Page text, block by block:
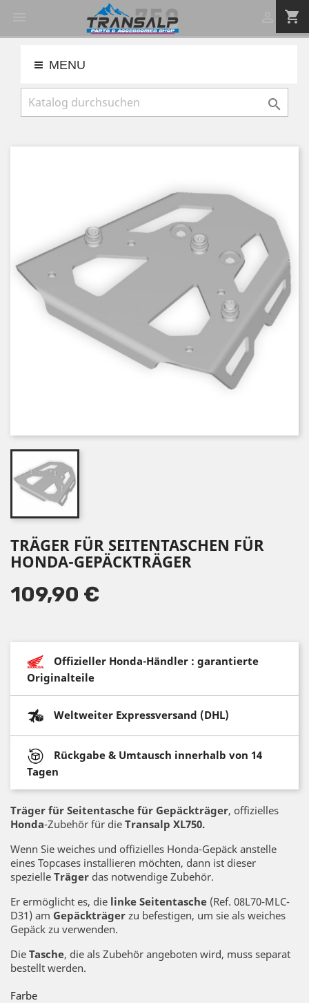
shopping_cart
MENU

TRÄGER FÜR SEITENTASCHEN FÜR
HONDA-GEPÄCKTRÄGER
109,90 €
Offizieller Honda-Händler : garantierte
Originalteile
Weltweiter Expressversand (DHL)
Rückgabe & Umtausch innerhalb von 14
Tagen
Träger für Seitentasche für Gepäckträger, offizielles
Honda-Zubehör für die Transalp XL750.
Wenn Sie weiches und offizielles Honda-Gepäck anstelle
eines Topcases installieren möchten, dann ist dieser
spezielle Träger das notwendige Zubehör.
Er ermöglicht es, die linke Seitentasche (Ref. 08L70-MLC-
D31) am Gepäckträger zu befestigen, um sie als weiches
Gepäck zu verwenden.
Die Tasche, die als Zubehör angeboten wird, muss separat
bestellt werden.
Farbe